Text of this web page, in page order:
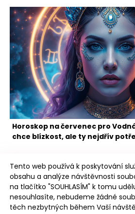
Horoskop na červenec pro
chce blízkost, ale ty nejdřív
Poudree
Tento web používá k poskytování
obsahu a analýze návštěvnosti
na tlačítko "SOUHLASÍM" k tomu
nesouhlasíte, nebudeme žádné
těch nezbytných během Vaší